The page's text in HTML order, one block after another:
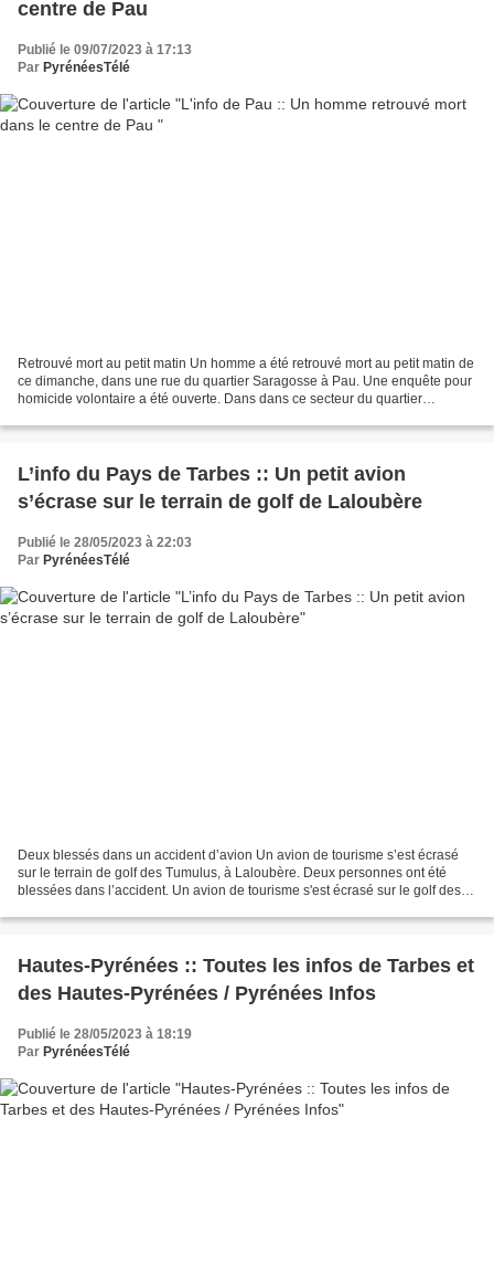
centre de Pau
Publié le 09/07/2023 à 17:13
Par PyrénéesTélé
Retrouvé mort au petit matin Un homme a été retrouvé mort au petit matin de
ce dimanche, dans une rue du quartier Saragosse à Pau. Une enquête pour
homicide volontaire a été ouverte. Dans dans ce secteur du quartier
L’info du Pays de Tarbes :: Un petit avion
s’écrase sur le terrain de golf de Laloubère
Publié le 28/05/2023 à 22:03
Par PyrénéesTélé
Deux blessés dans un accident d’avion Un avion de tourisme s’est écrasé
sur le terrain de golf des Tumulus, à Laloubère. Deux personnes ont été
blessées dans l’accident. Un avion de tourisme s'est écrasé sur le golf des
Hautes-Pyrénées :: Toutes les infos de Tarbes et
des Hautes-Pyrénées / Pyrénées Infos
Publié le 28/05/2023 à 18:19
Par PyrénéesTélé